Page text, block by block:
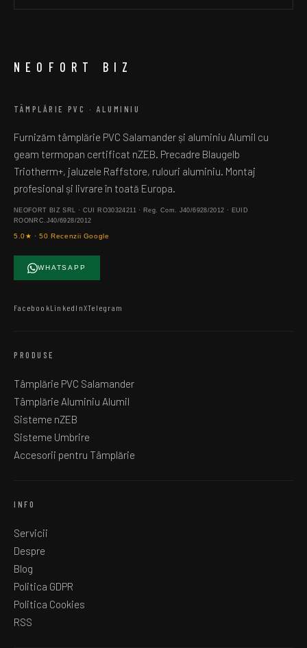
NEOFORT BIZ
TÂMPLĂRIE PVC · ALUMINIU
Furnizăm tâmplărie PVC Salamander și aluminiu Alumil cu
geam termopan certificat nZEB. Precadre Blaugelb
Triotherm+, jaluzele Raffstore, rulouri aluminiu. Montaj
profesional și livrare în toată Europa.
NEOFORT BIZ SRL · CUI RO30324211 · Reg. Com. J40/6928/2012 · EUID
ROONRC.J40/6928/2012
5.0★ · 50 Recenzii Google
WHATSAPP
FacebookLinkedInXTelegram
PRODUSE
Tâmplărie PVC Salamander
Tâmplărie Aluminiu Alumil
Sisteme nZEB
Sisteme Umbrire
Accesorii pentru Tâmplărie
INFO
Servicii
Despre
Blog
Politica GDPR
Politica Cookies
RSS